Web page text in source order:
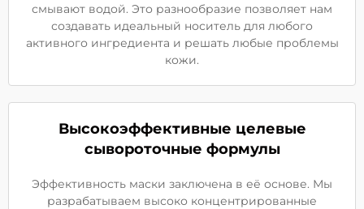
смывают водой. Это разнообразие позволяет нам
создавать идеальный носитель для любого
активного ингредиента и решать любые проблемы
кожи.
Высокоэффективные целевые
сывороточные формулы
Эффективность маски заключена в её основе. Мы
разрабатываем высоко концентрированные